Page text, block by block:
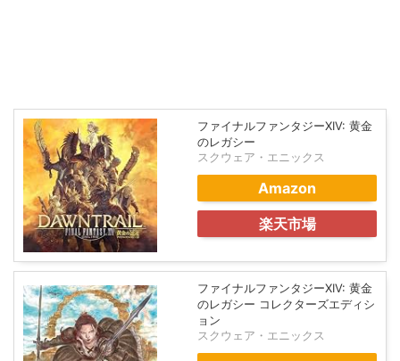
ファイナルファンタジーXIV: 黄金
のレガシー
スクウェア・エニックス
Amazon
楽天市場
ファイナルファンタジーXIV: 黄金
のレガシー コレクターズエディシ
ョン
スクウェア・エニックス